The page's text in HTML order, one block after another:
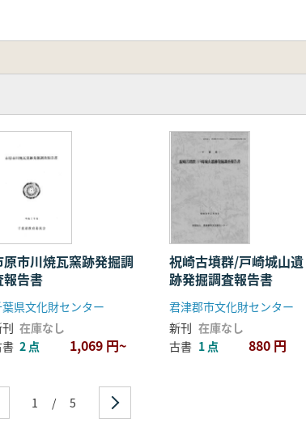
原市川焼瓦窯跡発掘調
報告書
県文化財センター
在庫なし
2 点 1,069 円~
祝崎古墳群/戸崎城山遺
跡発掘調査報告書
君津郡市文化財センター
新刊 在庫なし
古書 1 点 880 円
1 / 5